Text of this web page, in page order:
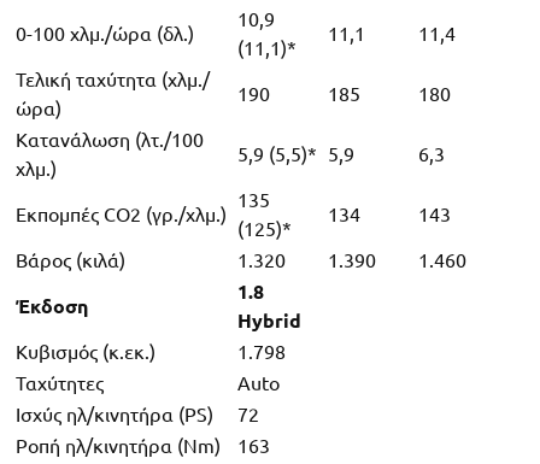
0-100 χλμ./ώρα (δλ.)
10,9
(11,1)*
11,1 11,4
Τελική ταχύτητα (χλμ./
ώρα)
190 185 180
Κατανάλωση (λτ./100
χλμ.)
5,9 (5,5)* 5,9 6,3
Εκπομπές CO2 (γρ./χλμ.)
135
(125)*
134 143
Βάρος (κιλά) 1.320 1.390 1.460
Έκδοση
1.8
Hybrid
Κυβισμός (κ.εκ.)
1.798
Ταχύτητες
Auto
Ισχύς ηλ/κινητήρα (PS)
72
Ροπή ηλ/κινητήρα (Nm)
163